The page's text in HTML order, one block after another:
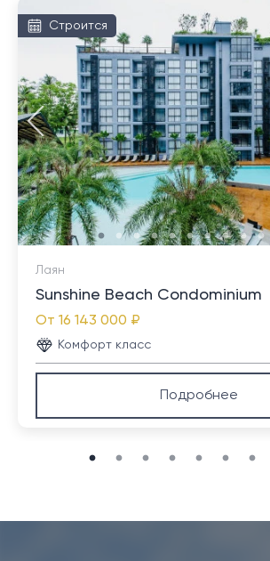
Строится
Лаян
Sunshine Beach Condominium
От 16 143 000 ₽
Комфорт класс
Подробнее